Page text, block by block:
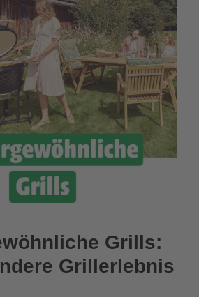
Grills:
Grillerlebnis